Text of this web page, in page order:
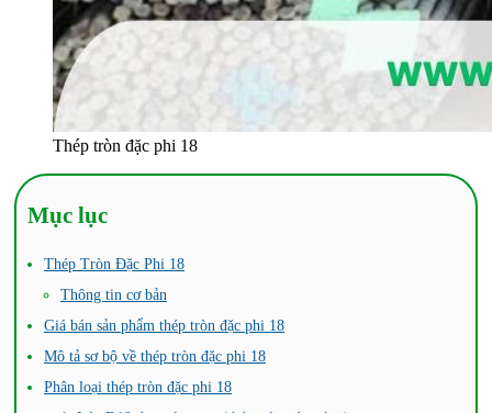
Thép tròn đặc phi 18
Mục lục
Thép Tròn Đặc Phi 18
Thông tin cơ bản
Giá bán sản phẩm thép tròn đặc phi 18
Mô tả sơ bộ về thép tròn đặc phi 18
Phân loại thép tròn đặc phi 18